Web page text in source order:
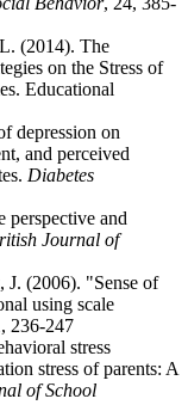
(2014). The
on the Stress of
Educational
depression on
and perceived
Diabetes
perspective and
Journal of
J. (2006). "Sense of
using scale
236-247
stress
stress of parents: A
of School